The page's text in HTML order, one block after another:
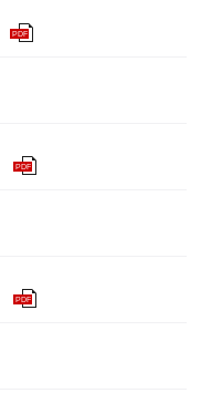
PDF
PDF
PDF